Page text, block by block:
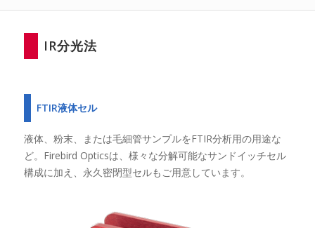
IR分光法
FTIR液体セル
液体、粉末、または毛細管サンプルをFTIR分析用の用途な
ど。Firebird Opticsは、様々な分解可能なサンドイッチセル
構成に加え、永久密閉型セルもご用意しています。